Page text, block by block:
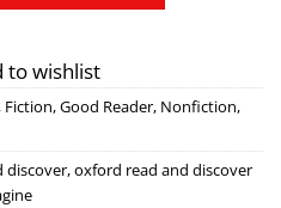
to wishlist
Fiction,Good Reader, Nonfiction,
discover,oxford read and discover